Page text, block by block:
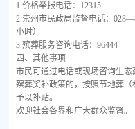
1.价格举报电话：12315
2.崇州市民政局监督电话：
小时）
3.殡葬服务咨询电话：96444
四、其他事项
市民可通过电话或现场咨询生
殡葬奖补政策的，按照节地葬（
予以补贴。
欢迎社会各界和广大群众监督。